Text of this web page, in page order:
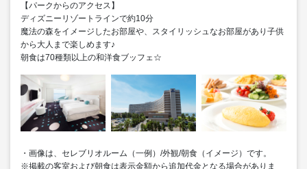
【パークからのアクセス】
ディズニーリゾートラインで約10分
魔法の森をイメージしたお部屋や、スタイリッシュなお部屋があり子供
から大人まで楽しめます♪
朝食は70種類以上の和洋食ブッフェ☆
・画像は、セレブリオルーム（一例）/外観/朝食（イメージ）です。
※掲載の客室および朝食は表示金額から追加代金となる場合がありま